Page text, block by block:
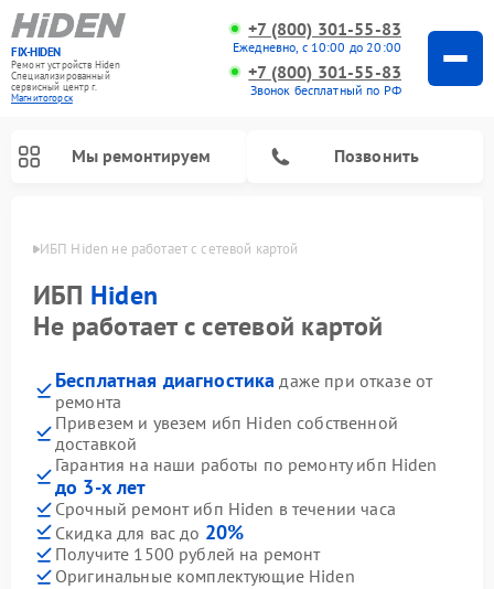
FIX-HIDEN
Ремонт устройств Hiden
Специализированный
cервисный центр г.
Магнитогорск
+7 (800) 301-55-83
Ежедневно, с 10:00 до 20:00
+7 (800) 301-55-83
Звонок бесплатный по РФ
Мы ремонтируем Позвонить
ИБП Hiden не работает с сетевой картой
ИБП Hiden
Не работает с сетевой картой
Бесплатная диагностика даже при отказе от
ремонта
Привезем и увезем ибп Hiden собственной
доставкой
Гарантия на наши работы по ремонту ибп Hiden
до 3-х лет
Срочный ремонт ибп Hiden в течении часа
Скидка для вас до 20%
Получите 1500 рублей на ремонт
Оригинальные комплектующие Hiden